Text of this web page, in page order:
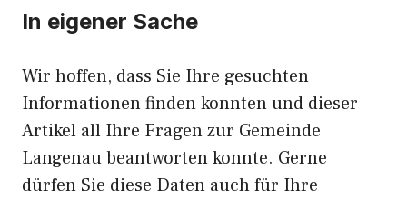
In eigener Sache
Wir hoffen, dass Sie Ihre gesuchten
Informationen finden konnten und dieser
Artikel all Ihre Fragen zur Gemeinde
Langenau beantworten konnte. Gerne
dürfen Sie diese Daten auch für Ihre